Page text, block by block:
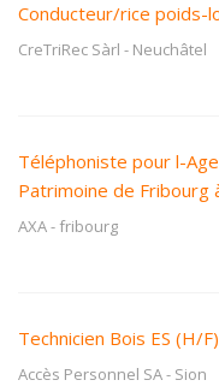
Conducteur/rice poids-
CreTriRec Sàrl - Neuchâtel
Téléphoniste pour l-
Patrimoine de Fribourg
AXA- fribourg
Technicien Bois ES (H/F)
Accès Personnel SA- Sion